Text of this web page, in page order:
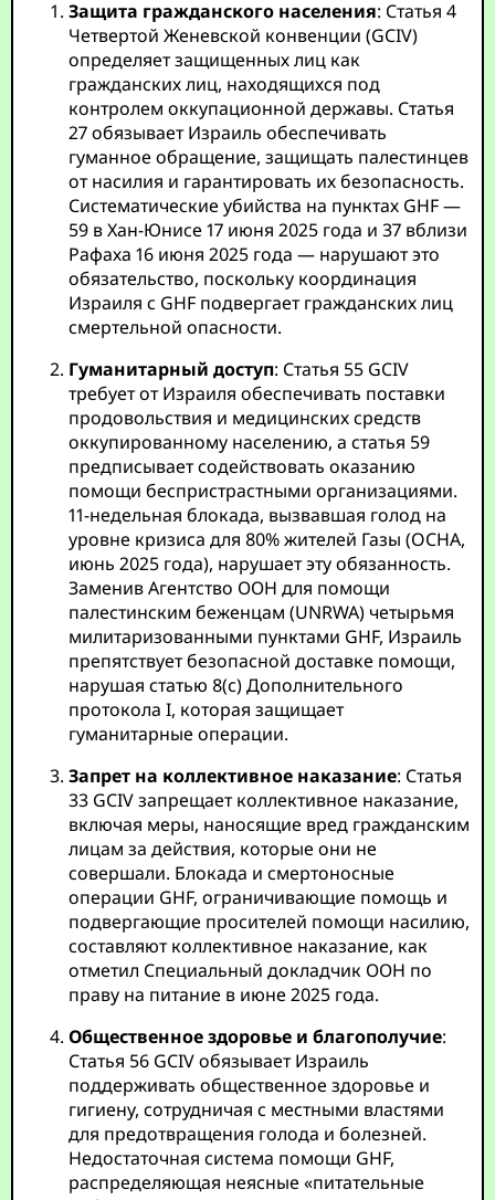
Защита гражданского населения: Статья 4
Четвертой Женевской конвенции (GCIV)
определяет защищенных лиц как
гражданских лиц, находящихся под
контролем оккупационной державы. Статья
27 обязывает Израиль обеспечивать
гуманное обращение, защищать палестинцев
от насилия и гарантировать их безопасность.
Систематические убийства на пунктах GHF —
59 в Хан-Юнисе 17 июня 2025 года и 37 вблизи
Рафаха 16 июня 2025 года — нарушают это
обязательство, поскольку координация
Израиля с GHF подвергает гражданских лиц
смертельной опасности.
Гуманитарный доступ: Статья 55 GCIV
требует от Израиля обеспечивать поставки
продовольствия и медицинских средств
оккупированному населению, а статья 59
предписывает содействовать оказанию
помощи беспристрастными организациями.
11-недельная блокада, вызвавшая голод на
уровне кризиса для 80% жителей Газы (OCHA,
июнь 2025 года), нарушает эту обязанность.
Заменив Агентство ООН для помощи
палестинским беженцам (UNRWA) четырьмя
милитаризованными пунктами GHF, Израиль
препятствует безопасной доставке помощи,
нарушая статью 8(c) Дополнительного
протокола I, которая защищает
гуманитарные операции.
Запрет на коллективное наказание: Статья
33 GCIV запрещает коллективное наказание,
включая меры, наносящие вред гражданским
лицам за действия, которые они не
совершали. Блокада и смертоносные
операции GHF, ограничивающие помощь и
подвергающие просителей помощи насилию,
составляют коллективное наказание, как
отметил Специальный докладчик ООН по
праву на питание в июне 2025 года.
Общественное здоровье и благополучие:
Статья 56 GCIV обязывает Израиль
поддерживать общественное здоровье и
гигиену, сотрудничая с местными властями
для предотвращения голода и болезней.
Недостаточная система помощи GHF,
распределяющая неясные «питательные